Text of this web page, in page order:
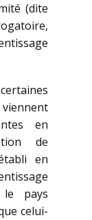
(dite
en
de
en
pays
celui-